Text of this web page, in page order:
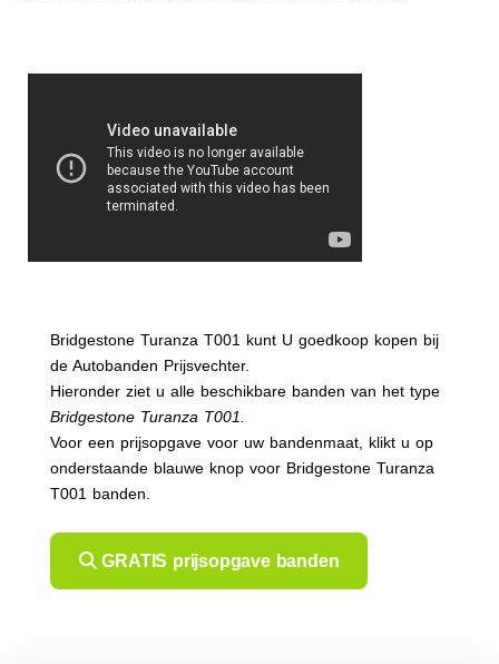
Bridgestone Turanza T001 kunt U goedkoop kopen bij
de Autobanden Prijsvechter.
Hieronder ziet u alle beschikbare banden van het type
Bridgestone Turanza T001.
Voor een prijsopgave voor uw bandenmaat, klikt u op
onderstaande blauwe knop voor Bridgestone Turanza
T001 banden.
GRATIS prijsopgave banden